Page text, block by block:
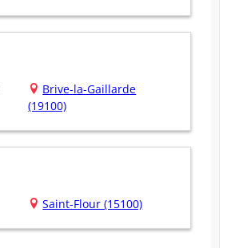
Brive-la-Gaillarde
(19100)
Saint-Flour (15100)